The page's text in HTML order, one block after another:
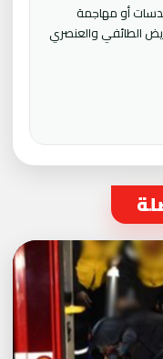
أو مهاجمة
الطائفي والعنصري